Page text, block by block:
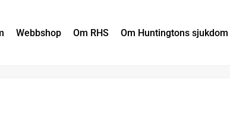
Webbshop Om RHS Om Huntingtons sjukdom